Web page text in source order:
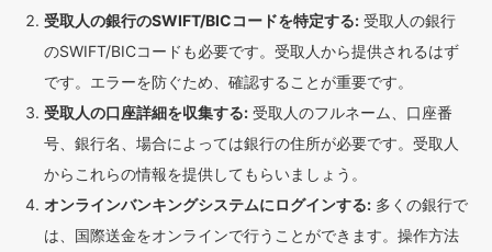
受取人の銀行のSWIFT/BICコードを特定する: 受取人の銀行
のSWIFT/BICコードも必要です。受取人から提供されるはず
です。エラーを防ぐため、確認することが重要です。
受取人の口座詳細を収集する: 受取人のフルネーム、口座番
号、銀行名、場合によっては銀行の住所が必要です。受取人
からこれらの情報を提供してもらいましょう。
オンラインバンキングシステムにログインする: 多くの銀行で
は、国際送金をオンラインで行うことができます。操作方法